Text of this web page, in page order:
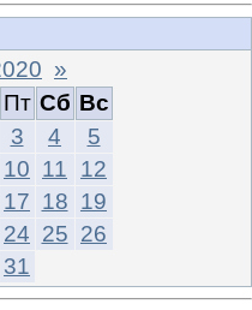
»
Пт Сб Вс
3 4
5
10 11
12
17 18 19
24 25 26
31